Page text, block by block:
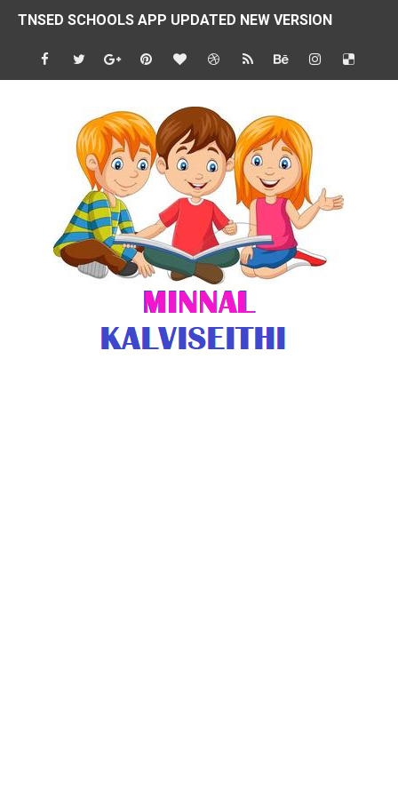
4 & 5 ஆம் வகுப்பிற்கான 3 ஆம் பருவ ( 2024 - 2025 )
1,2,3 ஆம் வகுப்பிற்கான 3 ஆம் பருவ ( 2024 - 2025 )
1 முதல் 5 ஆம் வகுப்பு இரண்டாம் பருவத் தொகுத்தறி
பள்ளிக்கல்வித்துறை - அனைத்து வகை ஆசிரியர் மற்றும்
மணற்கேணி செயலி பயன்பாடு- SMC கூட்டங்கள் -
TNPSC - முந்தைய ஆண்டு வினாக்கள் - ஊர்ப் பெயர்களின் மரூஉ
ஓட்டுநர் பணிக்கு விண்ணப்பங்கள் வரவேற்பு ( டிசம்பர் 25 )
இரண்டாம் பருவத்தேர்வு தொகுத்தறி மதிப்பீட்டில் மாணவர்கள்
மாவட்ட நலவாழ்வு சங்கத்தில்‌ வேலை வாய்ப்பு ( டிசம்பர் 24 )